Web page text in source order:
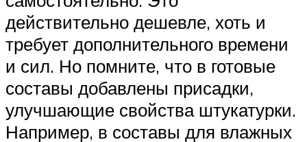
действительно дешевле, хоть и
требует дополнительного времени
и сил. Но помните, что в готовые
составы добавлены присадки,
улучшающие свойства штукатурки.
Например, в составы для влажных